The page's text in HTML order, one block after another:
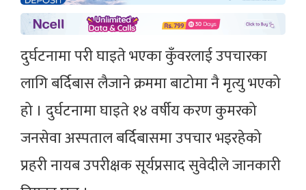
दुर्घटनामा परी घाइते भएका कुँवरलाई उपचारका
लागि बर्दिबास लैजाने क्रममा बाटोमा नै मृत्यु भएको
हो । दुर्घटनामा घाइते १४ वर्षीय करण कुमरको
जनसेवा अस्पताल बर्दिबासमा उपचार भइरहेको
प्रहरी नायब उपरीक्षक सूर्यप्रसाद सुवेदीले जानकारी